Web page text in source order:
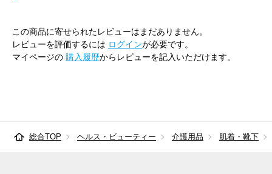
この商品に寄せられたレビューはまだありません。
レビューを評価するには ログインが必要です。
マイページの 購入履歴からレビューを記入いただけます。
総合TOP ヘルス・ビューティー 介護用品 肌着・靴下